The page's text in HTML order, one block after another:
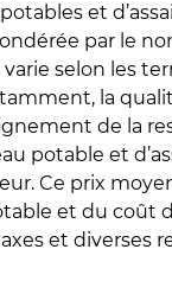
et
par le
varie selon les
la
de la
potable et
Ce prix
et du coût
et diverses